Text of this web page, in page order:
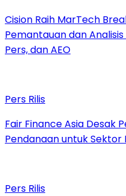
Cision Raih MarTech
Pemantauan dan
Pers, dan AEO
Pers Rilis
Fair Finance Asia Desak
Pendanaan untuk Sektor
Pers Rilis